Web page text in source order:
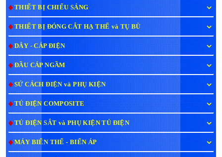
THIẾT BỊ CHIẾU SÁNG
THIẾT BỊ ĐÓNG CẮT HẠ THẾ và TỤ BÙ
DÂY - CÁP ĐIỆN
ĐẦU CÁP NGẦM
SỨ CÁCH ĐIỆN và PHỤ KIỆN
TỦ ĐIỆN COMPOSITE
TỦ ĐIỆN SẮT và PHỤ KIỆN TỦ ĐIỆN
MÁY BIẾN THẾ - BIẾN ÁP